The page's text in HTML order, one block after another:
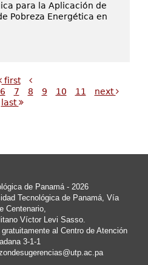
para la Aplicación de
Pobreza Energética en
first
6 7 8 9 10 11
next
last
de Panamá - 2026
Tecnológica de Panamá, Vía
Centenario,
Víctor Levi Sasso.
al Centro de Atención
3-1-1